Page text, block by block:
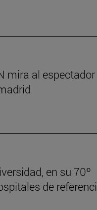
mira al espectador
en su 70º
de